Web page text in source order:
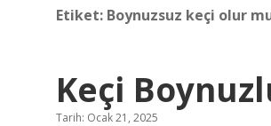
Etiket: Boynuzsuz keçi olur
Keçi
Tarih: Ocak 21, 2025